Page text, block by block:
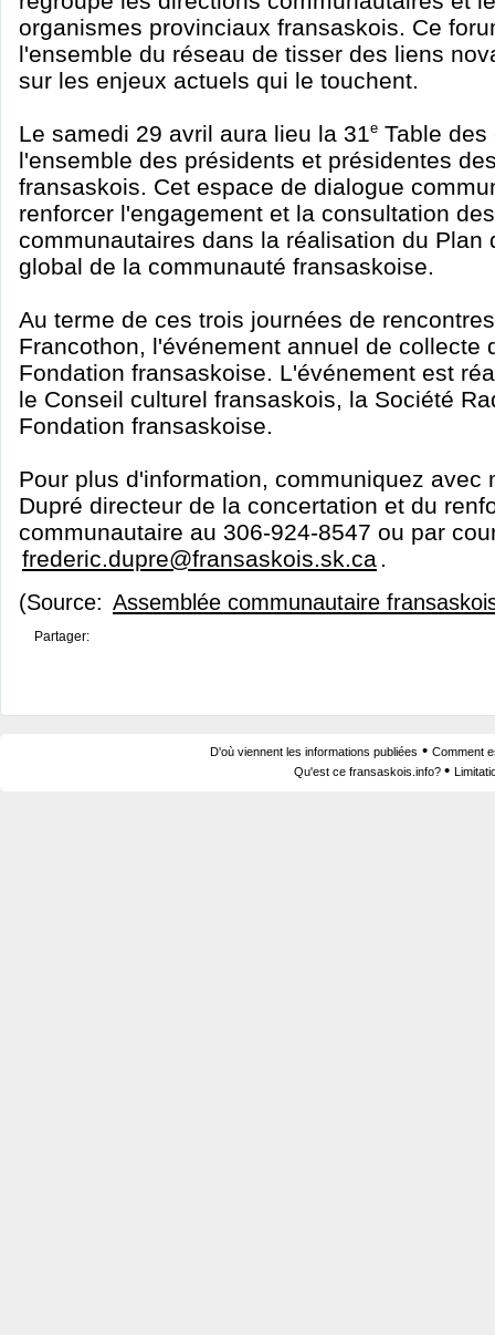
organismes provinciaux fransaskois. Ce
l'ensemble du réseau de tisser des liens
sur les enjeux actuels qui le touchent.
Le samedi 29 avril aura lieu la 31e Table
l'ensemble des présidents et présidentes
fransaskois. Cet espace de dialogue
renforcer l'engagement et la consultation
communautaires dans la réalisation du Plan
global de la communauté fransaskoise.
Au terme de ces trois journées de
Francothon, l'événement annuel de collecte
Fondation fransaskoise. L'événement est
le Conseil culturel fransaskois, la Société
Fondation fransaskoise.
Pour plus d'information, communiquez avec
Dupré directeur de la concertation et du
communautaire au 306-924-8547 ou par
frederic.dupre@fransaskois.sk.ca .
(Source: Assemblée communautaire
Partager:
D'où viennent les informations publiées • Comment
Qu'est ce fransaskois.info? •